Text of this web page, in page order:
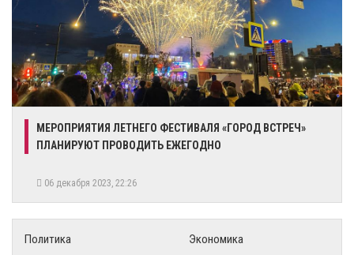
​МЕРОПРИЯТИЯ ЛЕТНЕГО ФЕСТИВАЛЯ «ГОРОД ВСТРЕЧ»
ПЛАНИРУЮТ ПРОВОДИТЬ ЕЖЕГОДНО
06 декабря 2023, 22:26
Политика
Экономика